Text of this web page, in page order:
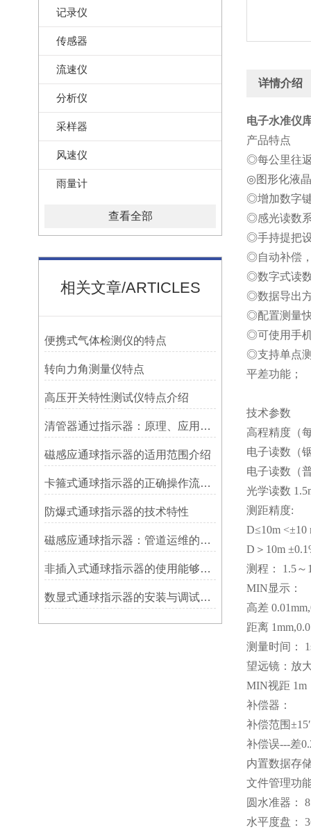
记录仪
传感器
流速仪
分析仪
采样器
风速仪
雨量计
查看全部
相关文章/ARTICLES
便携式气体检测仪的特点
转向力角测量仪特点
高压开关特性测试仪特点介绍
清管器通过指示器：原理、应用与维护
磁感应通球指示器的适用范围介绍
卡箍式通球指示器的正确操作流程介绍
防爆式通球指示器的技术特性
磁感应通球指示器：管道运维的隐形守护者
非插入式通球指示器的使用能够满足各类管道的要求
数显式通球指示器的安装与调试技巧
详情介绍
电子水准仪
产品特点
◎每公里往
◎图形化液
◎增加数字
◎感光读数
◎手持提把
◎自动补偿
◎数字式读
◎数据导出
◎配置测量
◎可使用手
◎支持单点
平差功能；
技术参数
高程精度（
电子读数（
电子读数（
光学读数
测距精度:
D≤10m <±10
D＞10m
测程： 1.5～
MIN显示：
高差
距离
测量时间：
望远镜：放
MIN视距 1m
补偿器：
补偿范围±15′
补偿误---差
内置数据存
文件管理功
圆水准器：
水平度盘：